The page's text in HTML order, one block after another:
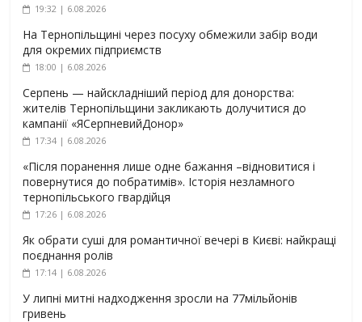
19:32 | 6.08.2026
На Тернопільщині через посуху обмежили забір води
для окремих підприємств
18:00 | 6.08.2026
Серпень — найскладніший період для донорства:
жителів Тернопільщини закликають долучитися до
кампанії «ЯСерпневийДонор»
17:34 | 6.08.2026
«Після поранення лише одне бажання –відновитися і
повернутися до побратимів». Історія незламного
тернопільського гвардійця
17:26 | 6.08.2026
Як обрати суші для романтичної вечері в Києві: найкращі
поєднання ролів
17:14 | 6.08.2026
У липні митні надходження зросли на 77мільйонів
гривень